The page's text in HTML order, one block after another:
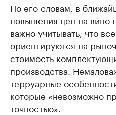
По его словам, в
повышения цен на вино
важно учитывать, что
ориентируются на
стоимость
производства.
терруарные
которые «невозможно
точностью».